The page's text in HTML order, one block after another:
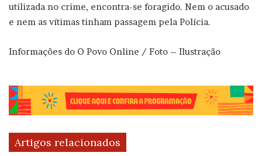
utilizada no crime, encontra-se foragido. Nem o acusado
e nem as vítimas tinham passagem pela Polícia.
Informações do O Povo Online / Foto – Ilustração
Artigos relacionados